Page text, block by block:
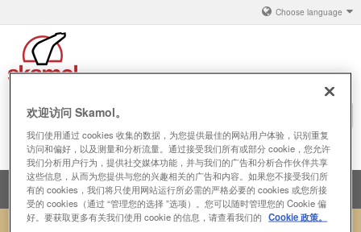
Choose language
菜单
铝
产品解决方案
关于 丹斯凯莫
欢迎访问 Skamol。
我们使用通过 cookies 收集的数据，为您提供最佳的网站用户体验，识别重复
访问和偏好，以及测量和分析流量。通过接受我们所有或部分 cookie，您允许
我们分析用户行为，提供社交媒体功能，并与我们的广告和分析合作伙伴共享
这些信息，从而为您提供与您的兴趣相关的广告和内容。如果您不接受我们所
有的 cookies，我们将只使用网站运行所必需的严格必要的 cookies 或您所接
受的 cookies（通过 “管理您的选择 ”选项）。您可以随时管理您的 Cookie 偏
好。要获取更多有关我们使用 cookie 的信息，请查看我们的 Cookie 政策。